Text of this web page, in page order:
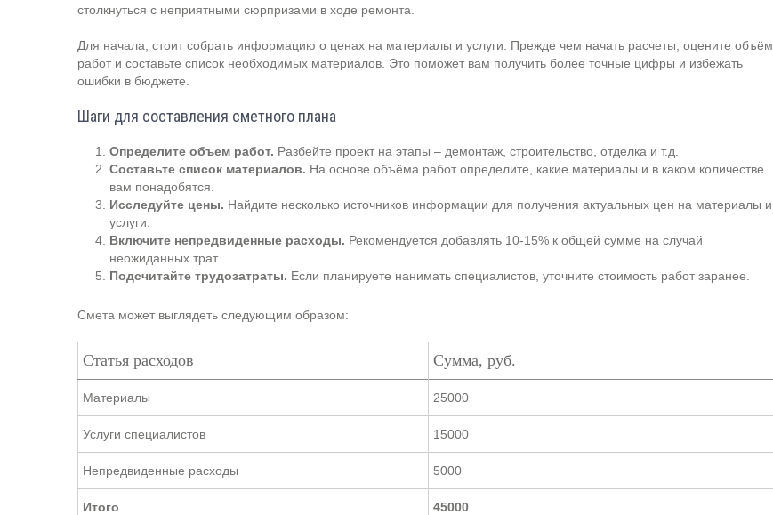
столкнуться с неприятными сюрпризами в ходе ремонта.
Для начала, стоит собрать информацию о ценах на материалы и услуги. Прежде чем начать расчеты, оцените объём
работ и составьте список необходимых материалов. Это поможет вам получить более точные цифры и избежать
ошибки в бюджете.
Шаги для составления сметного плана
Определите объем работ. Разбейте проект на этапы – демонтаж, строительство, отделка и т.д.
Составьте список материалов. На основе объёма работ определите, какие материалы и в каком количестве
вам понадобятся.
Исследуйте цены. Найдите несколько источников информации для получения актуальных цен на материалы и
услуги.
Включите непредвиденные расходы. Рекомендуется добавлять 10-15% к общей сумме на случай
неожиданных трат.
Подсчитайте трудозатраты. Если планируете нанимать специалистов, уточните стоимость работ заранее.
Смета может выглядеть следующим образом:
Статья расходов Сумма, руб.
Материалы 25000
Услуги специалистов 15000
Непредвиденные расходы 5000
Итого 45000